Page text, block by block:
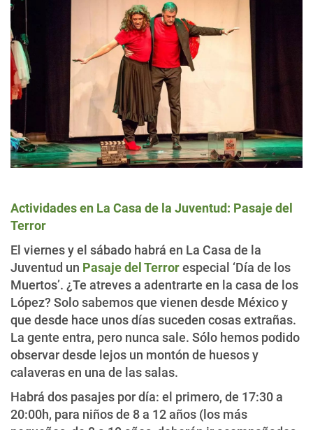
Actividades en La Casa de la Juventud: Pasaje del
Terror
El viernes y el sábado habrá en La Casa de la
Juventud un Pasaje del Terrorespecial ‘Día de los
Muertos’. ¿Te atreves a adentrarte en la casa de los
López? Solo sabemos que vienen desde México y
que desde hace unos días suceden cosas extrañas.
La gente entra, pero nunca sale. Sólo hemos podido
observar desde lejos un montón de huesos y
calaveras en una de las salas.
Habrá dos pasajes por día: el primero, de 17:30 a
20:00h, para niños de 8 a 12 años (los más